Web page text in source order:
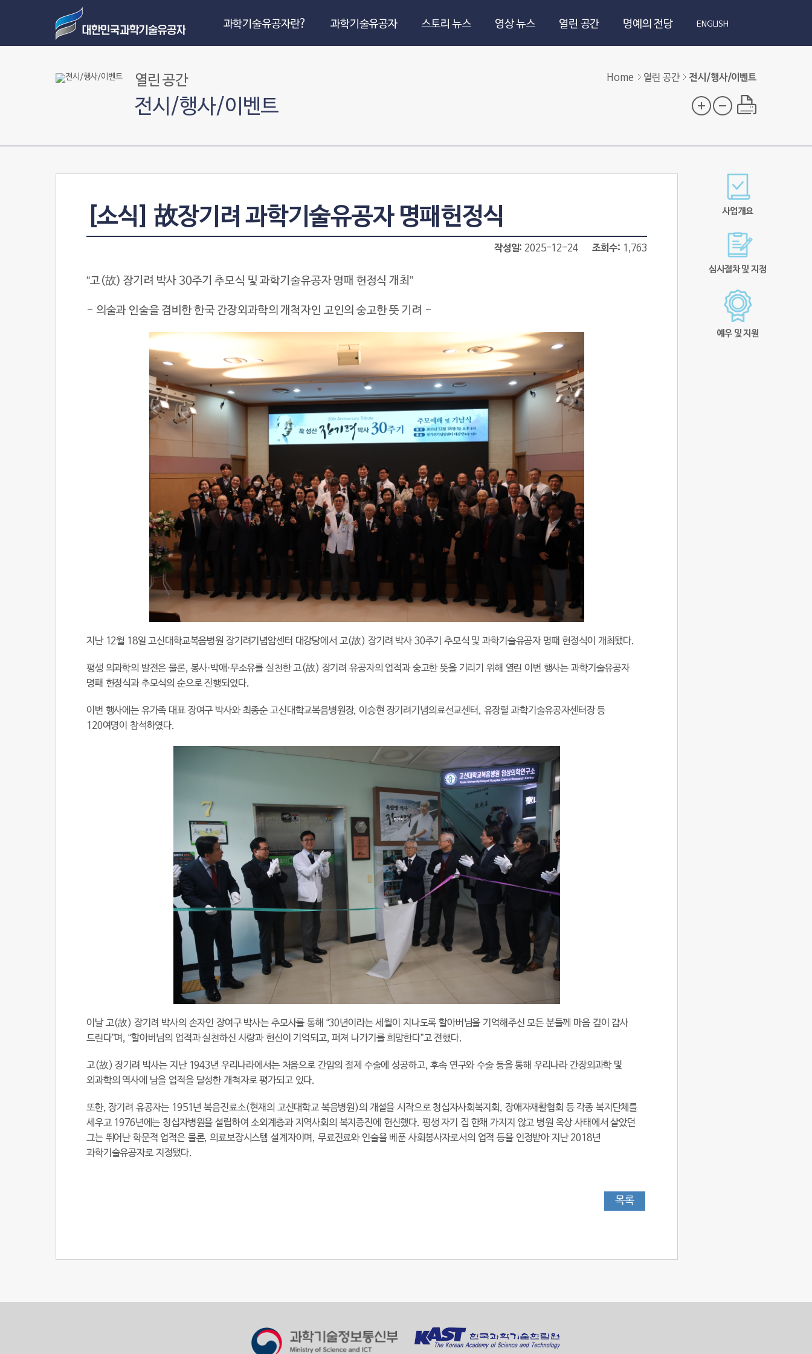
과학기술유공자란? 과학기술유공자 스토리 뉴스 영상 뉴스 열린 공간 명예의 전당 ENGLISH
Home 열린 공간 전시/행사/이벤트
열린 공간
전시/행사/이벤트
[소식] 故장기려 과학기술유공자 명패헌정식
작성일 2025-12-24 조회수 1,763
“고 (故)장기려 박사 30주기 추모식 및 과학기술유공자 명패 헌정식 개최 ”
- 의술과 인술을 겸비한 한국 간장외과학의 개척자인 고인의 숭고한 뜻 기려 -
지난 12월 18일 고신대학교복음병원 장기려기념암센터 대강당에서 고(故) 장기려 박사 30주기 추모식 및 과학기술유공자 명패 헌정식이 개최됐다.
평생 의과학의 발전은 물론, 봉사·박애·무소유를 실천한 고(故) 장기려 유공자의 업적과 숭고한 뜻을 기리기 위해 열린 이번 행사는 과학기술유공자
명패 헌정식과 추모식의 순으로 진행되었다.
이번 행사에는 유가족 대표 장여구 박사와 최종순 고신대학교복음병원장, 이승현 장기려기념의료선교센터, 유장렬 과학기술유공자센터장 등
120여명이 참석하였다.
이날 고(故) 장기려 박사의 손자인 장여구 박사는 추모사를 통해 “30년이라는 세월이 지나도록 할아버님을 기억해주신 모든 분들께 마음 깊이 감사
드린다”며, “할아버님의 업적과 실천하신 사랑과 헌신이 기억되고, 퍼져 나가기를 희망한다”고 전했다.
고(故) 장기려 박사는 지난 1943년 우리나라에서는 처음으로 간암의 절제 수술에 성공하고, 후속 연구와 수술 등을 통해 우리나라 간장외과학 및
외과학의 역사에 남을 업적을 달성한 개척자로 평가되고 있다.
또한, 장기려 유공자는 1951년 복음진료소(현재의 고신대학교 복음병원)의 개설을 시작으로 청십자사회복지회, 장애자재활협회 등 각종 복지단체를
세우고 1976년에는 청십자병원을 설립하여 소외계층과 지역사회의 복지증진에 헌신했다. 평생 자기 집 한채 가지지 않고 병원 옥상 사태에서 살았던
그는 뛰어난 학문적 업적은 물론, 의료보장시스템 설계자이며, 무료진료와 인술을 베푼 사회봉사자로서의 업적 등을 인정받아 지난 2018년
과학기술유공자로 지정됐다.
목록
사업개요
심사절차 및 지정
예우 및 지원